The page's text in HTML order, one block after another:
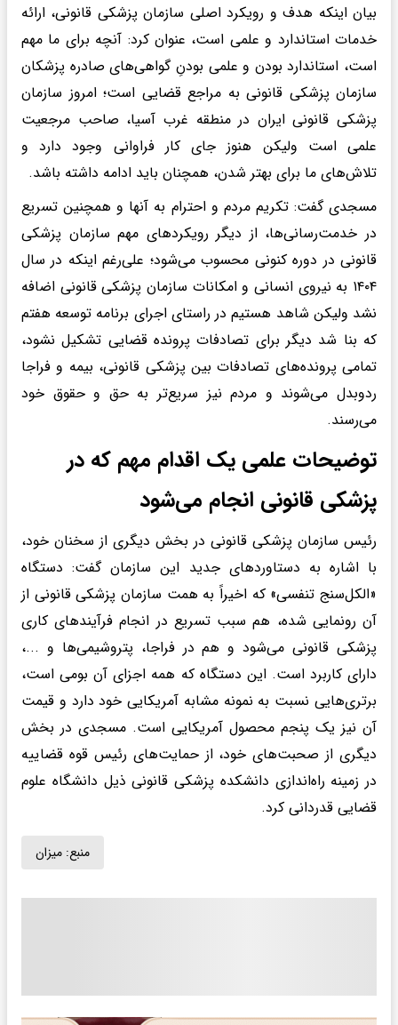
بیان اینکه هدف و رویکرد اصلی سازمان پزشکی قانونی، ارائه
خدمات استاندارد و علمی است، عنوان کرد: آنچه برای ما مهم
است، استاندارد بودن و علمی بودنِ گواهی‌های صادره پزشکان
سازمان پزشکی قانونی به مراجع قضایی است؛ امروز سازمان
پزشکی قانونی ایران در منطقه غرب آسیا، صاحب مرجعیت
علمی است ولیکن هنوز جای کار فراوانی وجود دارد و
تلاش‌های ما برای بهتر شدن، همچنان باید ادامه داشته باشد.
مسجدی گفت: تکریم مردم و احترام به آنها و همچنین تسریع
در خدمت‌رسانی‌ها، از دیگر رویکرد‌های مهم سازمان پزشکی
قانونی در دوره کنونی محسوب می‌شود؛ علی‌رغم اینکه در سال
۱۴۰۴ به نیروی انسانی و امکانات سازمان پزشکی قانونی اضافه
نشد ولیکن شاهد هستیم در راستای اجرای برنامه توسعه هفتم
که بنا شد دیگر برای تصادفات پرونده قضایی تشکیل نشود،
تمامی پرونده‌های تصادفات بین پزشکی قانونی، بیمه و فراجا
ردوبدل می‌شوند و مردم نیز سریع‌تر به حق و حقوق خود
می‌رسند.
توضیحات علمی یک اقدام مهم که در
پزشکی قانونی انجام می‌شود
رئیس سازمان پزشکی قانونی در بخش دیگری از سخنان خود،
با اشاره به دستاورد‌های جدید این سازمان گفت: دستگاه
«الکل‌سنج تنفسی» که اخیراً به همت سازمان پزشکی قانونی از
آن رونمایی شده، هم سبب تسریع در انجام فرآیند‌های کاری
پزشکی قانونی می‌شود و هم در فراجا، پتروشیمی‌ها و ...،
دارای کاربرد است. این دستگاه که همه اجزای آن بومی است،
برتری‌هایی نسبت به نمونه مشابه آمریکایی خود دارد و قیمت
آن نیز یک پنجم محصول آمریکایی است. مسجدی در بخش
دیگری از صحبت‌های خود، از حمایت‌های رئیس قوه قضاییه
در زمینه راه‌اندازی دانشکده پزشکی قانونی ذیل دانشگاه علوم
قضایی قدردانی کرد.
منبع: میزان